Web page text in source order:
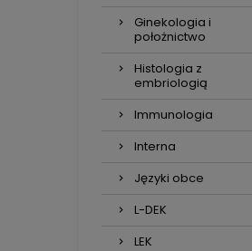
Ginekologia i
położnictwo
Histologia z
embriologią
Immunologia
Interna
Języki obce
L-DEK
LEK